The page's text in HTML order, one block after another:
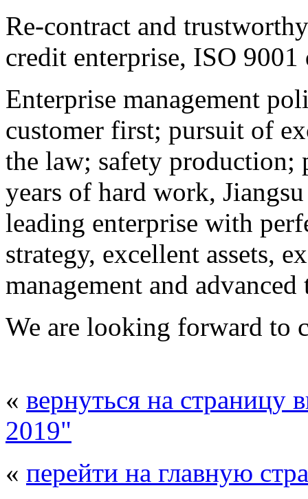
Re-contract and
credit enterprise, ISO
Enterprise management
customer first; pursuit of
the law; safety
years of hard work,
leading enterprise with
strategy, excellent assets,
management and
We are looking forward to
« вернуться на страницу
2019"
« перейти на главную